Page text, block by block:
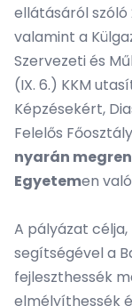
ellátásáról szóló
valamint a
Szervezeti és
(IX. 6.) KKM
Képzésekért,
Felelős
nyarán
Egyetemen
A pályázat
segítségével a
fejleszthessék
elmélyíthessék